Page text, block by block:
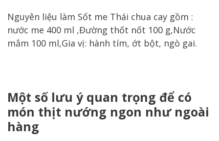
Nguyên liệu làm Sốt me Thái chua cay gồm :
nước me 400 ml ,Đường thốt nốt 100 g,Nước
mắm 100 ml,Gia vị: hành tím, ớt bột, ngò gai.
Một số lưu ý quan trọng để có
món thịt nướng ngon như ngoài
hàng